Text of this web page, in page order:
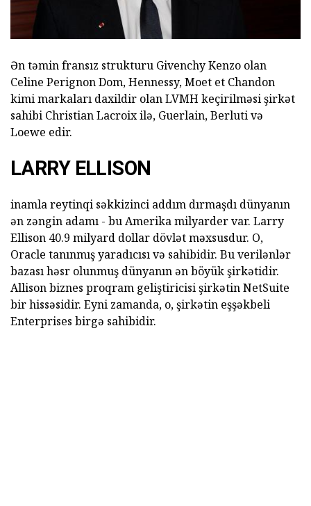
Ən təmin fransız strukturu Givenchy Kenzo olan
Celine Perignon Dom, Hennessy, Moet et Chandon
kimi markaları daxildir olan LVMH keçirilməsi şirkət
sahibi Christian Lacroix ilə, Guerlain, Berluti və
Loewe edir.
LARRY ELLISON
inamla reytinqi səkkizinci addım dırmaşdı dünyanın
ən zəngin adamı - bu Amerika milyarder var. Larry
Ellison 40.9 milyard dollar dövlət məxsusdur. O,
Oracle tanınmış yaradıcısı və sahibidir. Bu verilənlər
bazası həsr olunmuş dünyanın ən böyük şirkətidir.
Allison biznes proqram geliştiricisi şirkətin NetSuite
bir hissəsidir. Eyni zamanda, o, şirkətin eşşəkbeli
Enterprises birgə sahibidir.